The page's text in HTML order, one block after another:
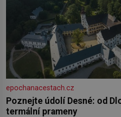
epochanacestach.cz
Poznejte údolí Desné: od
termální prameny